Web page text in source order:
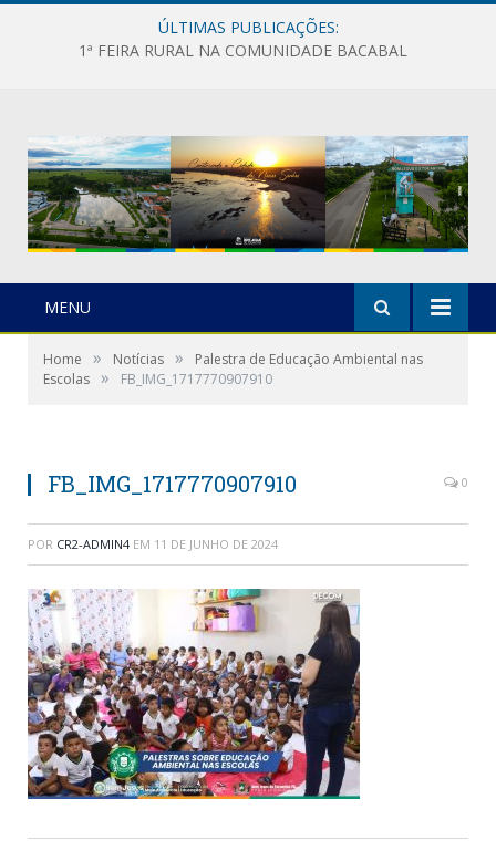
ÚLTIMAS PUBLICAÇÕES:
1ª FEIRA RURAL NA COMUNIDADE BACABAL
MENU
Home » Notícias »
Palestra de Educação Ambiental nas
Escolas » FB_IMG_1717770907910
FB_IMG_1717770907910 0
POR CR2-ADMIN4 EM 11 DE JUNHO DE 2024